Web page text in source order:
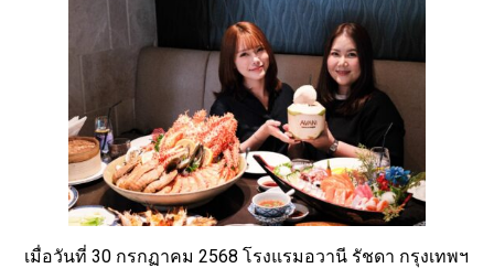
เมื่อวันที่ 30 กรกฏาคม 2568 โรงแรมอวานี รัชดา กรุงเทพฯ